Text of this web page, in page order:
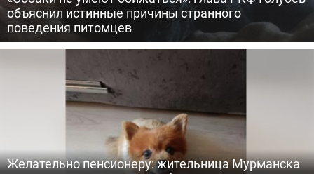
объяснил истинные причины странного
поведения питомцев
Желательно пенсионеру: жительница Мурманска